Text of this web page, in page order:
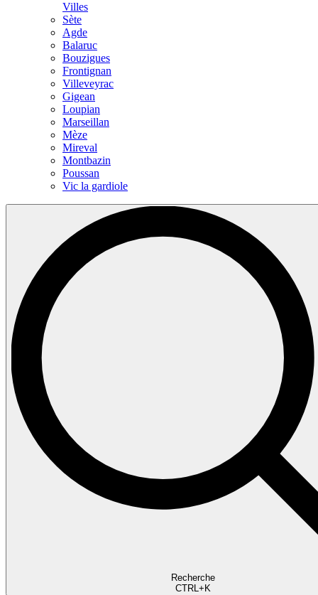
Villes
Sète
Agde
Balaruc
Bouzigues
Frontignan
Villeveyrac
Gigean
Loupian
Marseillan
Mèze
Mireval
Montbazin
Poussan
Vic la gardiole
Recherche
CTRL+K